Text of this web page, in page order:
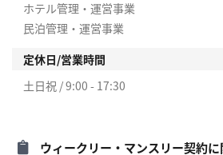
ホテル管理・運営事業
民泊管理・運営事業
定休日/営業時間
土日祝 / 9:00 - 17:30
ウィークリー・マンスリー契約